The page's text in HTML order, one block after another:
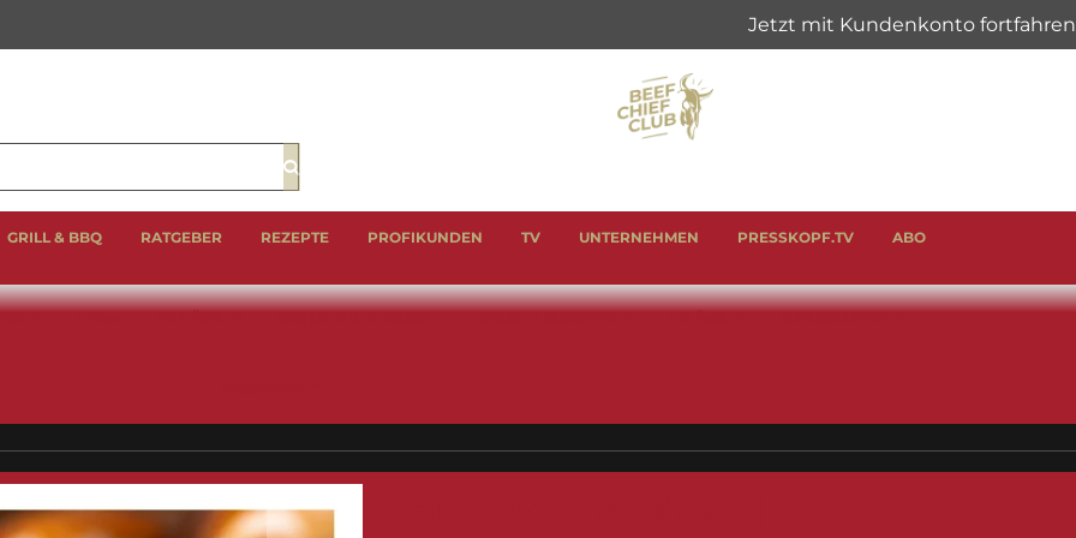
Suche
GRILL & BBQ RATGEBER REZEPTE PROFIKUNDEN TV UNTERNEHMEN PRESSKOPF.TV ABO